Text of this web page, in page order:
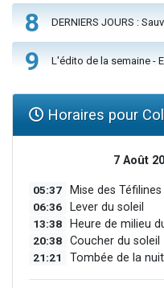
8 DERNIERS JOURS :
9 L'édito de la semaine -
Horaires pour
7 Août
05:37 Mise des Téfilines
06:36 Lever du soleil
13:38 Heure de milieu
20:38 Coucher du soleil
21:21 Tombée de la nuit